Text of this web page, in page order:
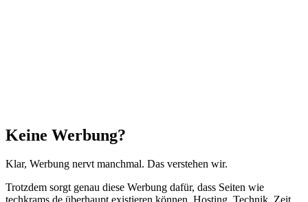
Schließen
Keine Werbung?
Klar, Werbung nervt manchmal. Das verstehen wir.
Trotzdem sorgt genau diese Werbung dafür, dass Seiten wie